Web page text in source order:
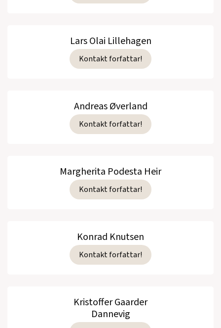
Lars Olai Lillehagen
Kontakt forfattar!
Andreas Øverland
Kontakt forfattar!
Margherita Podesta Heir
Kontakt forfattar!
Konrad Knutsen
Kontakt forfattar!
Kristoffer Gaarder
Dannevig